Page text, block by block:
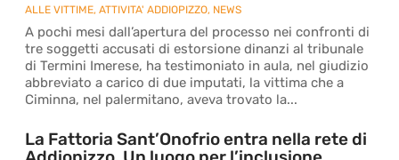
ALLE VITTIME,ATTIVITA' ADDIOPIZZO, NEWS
A pochi mesi dall’apertura del processo nei confronti di
tre soggetti accusati di estorsione dinanzi al tribunale
di Termini Imerese, ha testimoniato in aula, nel giudizio
abbreviato a carico di due imputati, la vittima che a
Ciminna, nel palermitano, aveva trovato la...
La Fattoria Sant’Onofrio entra nella rete di